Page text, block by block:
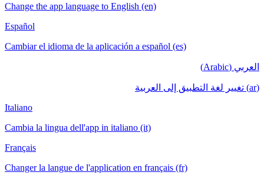
Change the app language to English (en)
Español
Cambiar el idioma de la aplicación a español (es)
العربي (Arabic)
(ar) تغيير لغة التطبيق إلى العربية
Italiano
Cambia la lingua dell'app in italiano (it)
Français
Changer la langue de l'application en français (fr)